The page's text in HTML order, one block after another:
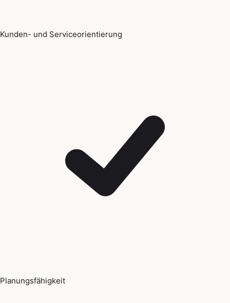
Kunden- und Serviceorientierung
Planungsfähigkeit